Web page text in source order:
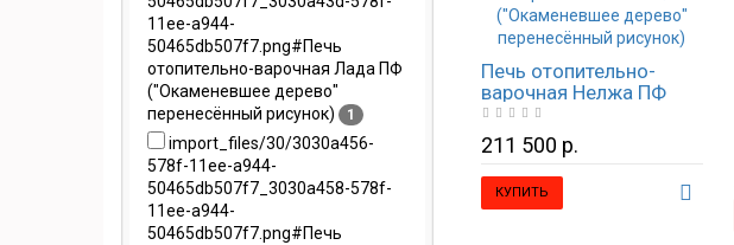
11ee-a944-
50465db507f7.png#Печь
отопительно-варочная Лада ПФ
("Окаменевшее дерево"
перенесённый рисунок)
1
import_files/30/3030a456-
578f-11ee-a944-
50465db507f7_3030a458-578f-
11ee-a944-
50465db507f7.png#Печь
Печь отопительно-
варочная Нелжа ПФ
("Окаменевшее дерево"
перенесённый рисунок)
211 500 р.
КУПИТЬ